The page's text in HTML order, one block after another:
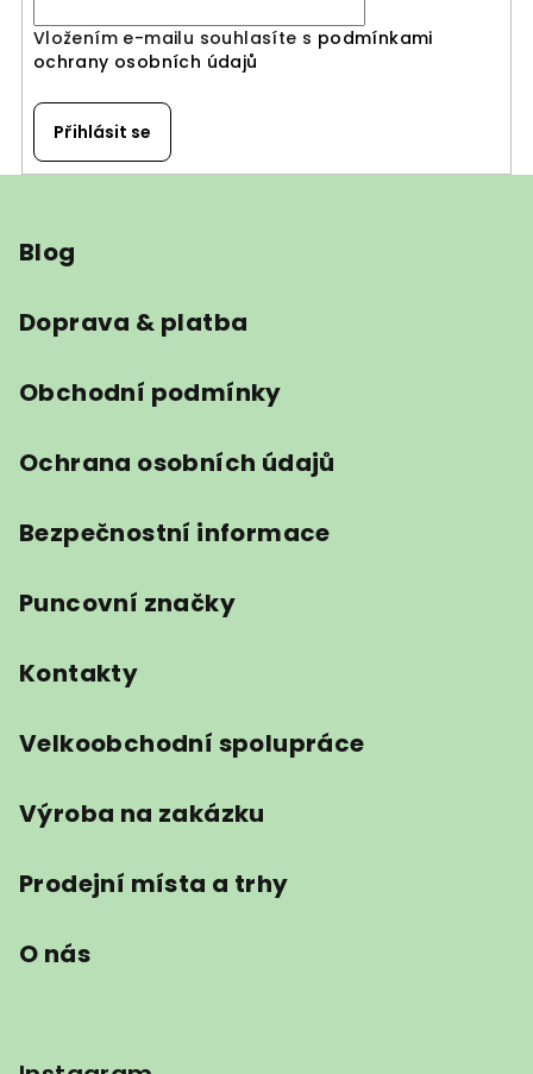
Vložením e-mailu souhlasíte s podmínkami
ochrany osobních údajů
Přihlásit se
Blog
Doprava & platba
Obchodní podmínky
Ochrana osobních údajů
Bezpečnostní informace
Puncovní značky
Kontakty
Velkoobchodní spolupráce
Výroba na zakázku
Prodejní místa a trhy
O nás